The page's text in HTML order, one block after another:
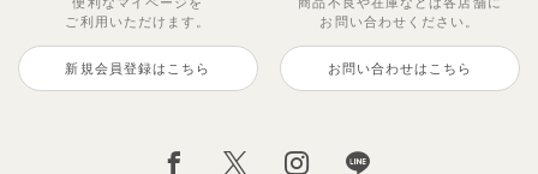
1,980
（税込）
990円 （税込）
3,960
（税込）
ご利用いただけます。
新規会員登録はこちら
お問い合わせください。
お問い合わせはこちら